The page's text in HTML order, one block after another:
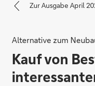
Zur Ausgabe April
Alternative zum
Kauf von